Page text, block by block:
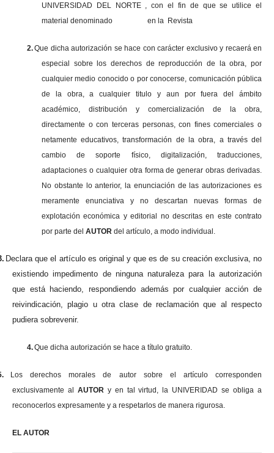
UNIVERSIDAD DEL NORTE , con el fin de que se utilice el
material denominado en la Revista
2.Que dicha autorización se hace con carácter exclusivo y recaerá en
especial sobre los derechos de reproducción de la obra, por
cualquier medio conocido o por conocerse, comunicación pública
de la obra, a cualquier titulo y aun por fuera del ámbito
académico, distribución y comercialización de la obra,
directamente o con terceras personas, con fines comerciales o
netamente educativos, transformación de la obra, a través del
cambio de soporte físico, digitalización, traducciones,
adaptaciones o cualquier otra forma de generar obras derivadas.
No obstante lo anterior, la enunciación de las autorizaciones es
meramente enunciativa y no descartan nuevas formas de
explotación económica y editorial no descritas en este contrato
por parte del AUTOR del artículo, a modo individual.
Declara que el artículo es original y que es de su creación exclusiva, no
existiendo impedimento de ninguna naturaleza para la autorización
que está haciendo, respondiendo además por cualquier acción de
reivindicación, plagio u otra clase de reclamación que al respecto
pudiera sobrevenir.
4.Que dicha autorización se hace a título gratuito.
Los derechos morales de autor sobre el artículo corresponden
exclusivamente al AUTOR y en tal virtud, la UNIVERIDAD se obliga a
reconocerlos expresamente y a respetarlos de manera rigurosa.
EL AUTOR